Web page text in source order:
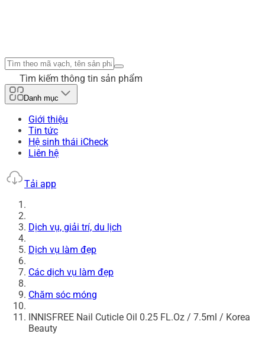
Tìm kiếm thông tin sản phẩm
Danh mục
Giới thiệu
Tin tức
Hệ sinh thái iCheck
Liên hệ
Tải app
Dịch vụ, giải trí, du lịch
Dịch vụ làm đẹp
Các dịch vụ làm đẹp
Chăm sóc móng
INNISFREE Nail Cuticle Oil 0.25 FL.Oz / 7.5ml / Korea
Beauty